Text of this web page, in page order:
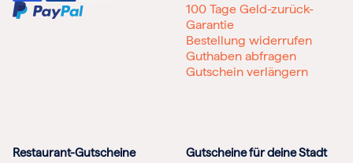
100 Tage Geld-zurück-
Garantie
Bestellung widerrufen
Guthaben abfragen
Gutschein verlängern
Restaurant-Gutscheine Gutscheine für deine Stadt